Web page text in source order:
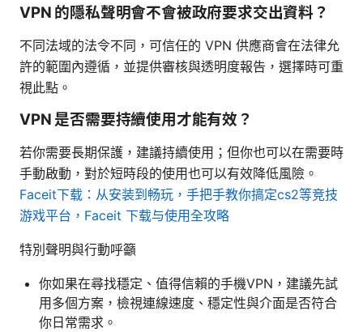
VPN 的隱私聲明會不會被政府要求交出資料？
不同法域的法令不同，可信任的 VPN 供應商會在法律允
許的範圍內遵循，並提供審核與透明度報告，選擇時可重
視此點。
VPN 是否需要持續使用才能有效？
若你需要長期保護，建議持續使用；但你也可以在需要時
手動啟動，對於短時段的使用也可以有效降低風險。
Faceit下载：从安装到畅玩，手把手教你搞定cs2等竞技
游戏平台，Faceit 下载与使用全攻略
特別聲明與行動呼籲
你如果在尋找穩定、值得信賴的手機VPN，建議先試
用多個方案，檢視連線速度、穩定性與介面是否符合
你日常需求。